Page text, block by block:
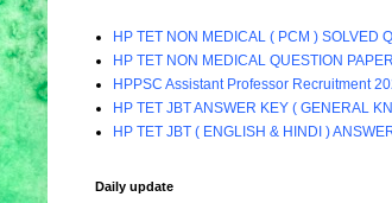
HP TET NON MEDICAL ( PCM ) SOLVED
HP TET NON MEDICAL QUESTION
HPPSC Assistant Professor Recruitment 2026:
HP TET JBT ANSWER KEY ( GENERAL
HP TET JBT ( ENGLISH & HINDI )
Daily update